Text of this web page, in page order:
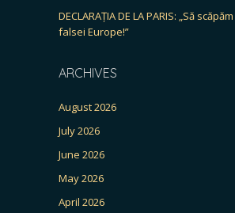
DECLARAȚIA DE LA PARIS: „Să
falsei Europe!”
ARCHIVES
August 2026
July 2026
June 2026
May 2026
April 2026